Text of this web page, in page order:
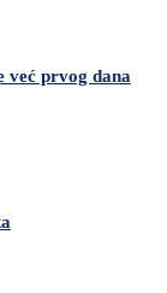
već prvog dana